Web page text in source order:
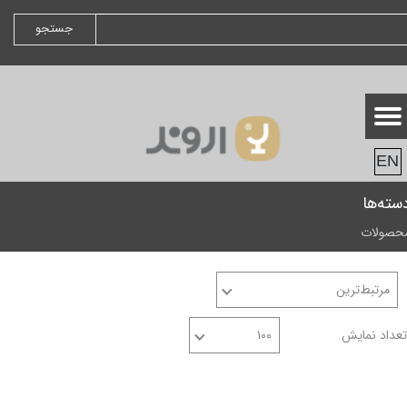
جستجو
EN
مرتبط‌ترین
تعداد نمایش ۱۰۰